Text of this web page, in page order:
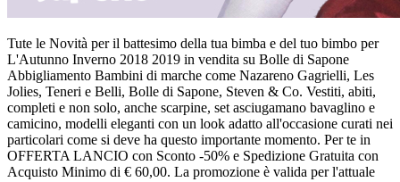
Tute le Novità per il battesimo della tua bimba e del tuo bimbo per
L'Autunno Inverno 2018 2019 in vendita su Bolle di Sapone
Abbigliamento Bambini di marche come Nazareno Gagrielli, Les
Jolies, Teneri e Belli, Bolle di Sapone, Steven & Co. Vestiti, abiti,
completi e non solo, anche scarpine, set asciugamano bavaglino e
camicino, modelli eleganti con un look adatto all'occasione curati nei
particolari come si deve ha questo importante momento. Per te in
OFFERTA LANCIO con Sconto -50% e Spedizione Gratuita con
Acquisto Minimo di € 60,00. La promozione è valida per l'attuale